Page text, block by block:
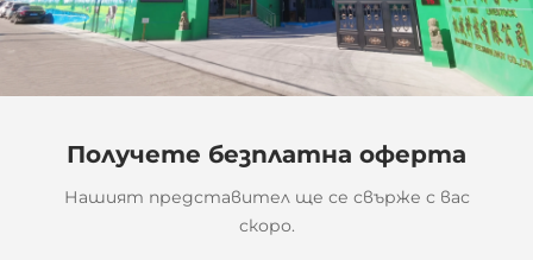
Получете безплатна оферта
Нашият представител ще се свърже с вас
скоро.